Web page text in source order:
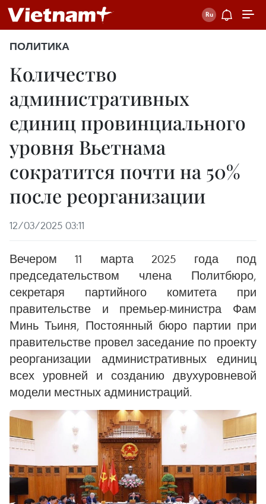
ПОЛИТИКА
Количество
административных
единиц провинциального
уровня Вьетнама
сократится почти на 50%
после реорганизации
12/03/2025 03:11
Вечером 11 марта 2025 года под
председательством члена Политбюро,
секретаря партийного комитета при
правительстве и премьер-министра Фам
Минь Тьиня, Постоянный бюро партии при
правительстве провел заседание по проекту
реорганизации административных единиц
всех уровней и созданию двухуровневой
модели местных администраций.